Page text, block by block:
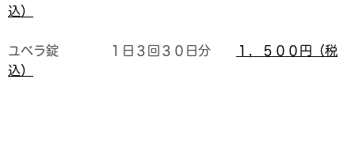
込）
ユベラ錠 １日３回３０日分
１，５００円（税
込）